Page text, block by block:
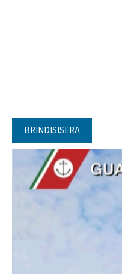
BRINDISISERA